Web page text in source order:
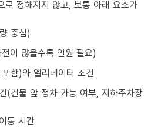
로 정해지지 않고, 보통 아래 요소가
중심)
이 많을수록 인원 필요)
함)와 엘리베이터 조건
(건물 앞 정차 가능 여부, 지하주차장
동 시간